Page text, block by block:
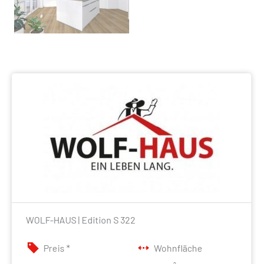
WOLF-HAUS | Edition S 322
Preis *
Wohnfläche